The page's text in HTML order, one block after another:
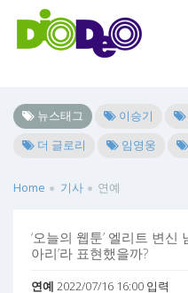
뉴스태그 이승기
더 글로리
임영웅
Home 기사 연예
‘오늘의 웹툰’ 엘리트 변신
아리’라 표현했을까?
연예 2022/07/16 16:00 입력